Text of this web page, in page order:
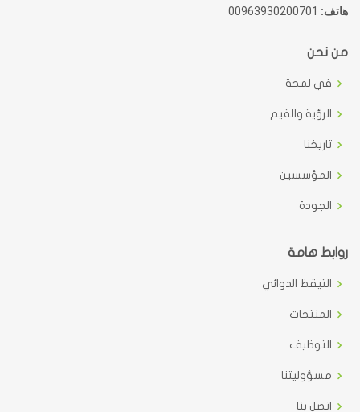
هاتف:
من نحن
في لمحة
الرؤية والقيم
تاريخنا
المؤسسين
الجودة
روابط هامة
التيقظ الدوائي
المنتجات
التوظيف
مسؤوليتنا
اتصل بنا